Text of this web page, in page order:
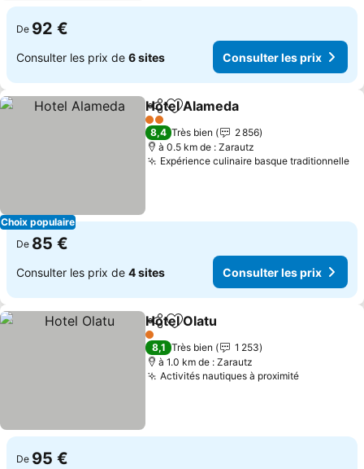
De 92 €
Consulter les prix de 6 sites Consulter les prix
Choix populaire
PartagerAjouter à mes favoris
Hotel Alameda
2 Étoiles
8,4 Très bien
2 856
à 0.5 km de : Zarautz
Expérience culinaire basque traditionnelle
De 85 €
Consulter les prix de 4 sites Consulter les prix
PartagerAjouter à mes favoris
Hotel Olatu
1 Étoiles
8,1 Très bien
1 253
à 1.0 km de : Zarautz
Activités nautiques à proximitéConsulter
De 95 €